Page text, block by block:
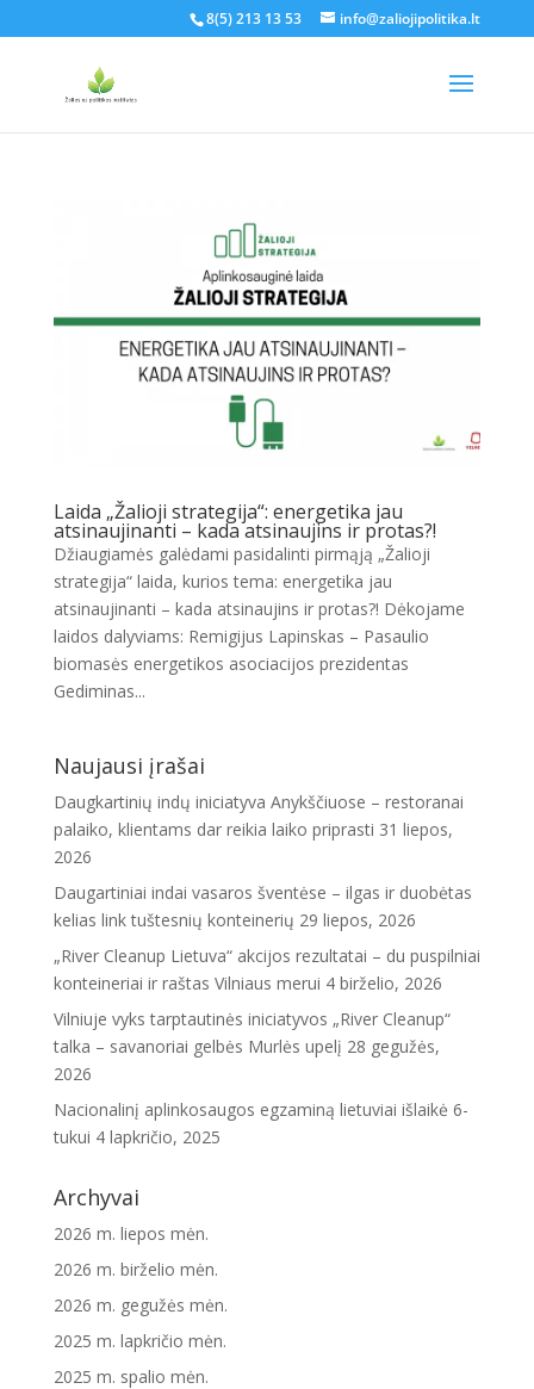
8(5) 213 13 53 info@zaliojipolitika.lt
Laida „Žalioji strategija“: energetika jau
atsinaujinanti – kada atsinaujins ir protas?!
Džiaugiamės galėdami pasidalinti pirmąją „Žalioji
strategija“ laida, kurios tema: energetika jau
atsinaujinanti – kada atsinaujins ir protas?! Dėkojame
laidos dalyviams: Remigijus Lapinskas – Pasaulio
biomasės energetikos asociacijos prezidentas
Gediminas...
Naujausi įrašai
Daugkartinių indų iniciatyva Anykščiuose – restoranai
palaiko, klientams dar reikia laiko priprasti 31 liepos,
2026
Daugartiniai indai vasaros šventėse – ilgas ir duobėtas
kelias link tuštesnių konteinerių 29 liepos, 2026
„River Cleanup Lietuva“ akcijos rezultatai – du puspilniai
konteineriai ir raštas Vilniaus merui 4 birželio, 2026
Vilniuje vyks tarptautinės iniciatyvos „River Cleanup“
talka – savanoriai gelbės Murlės upelį 28 gegužės,
2026
Nacionalinį aplinkosaugos egzaminą lietuviai išlaikė 6-
tukui 4 lapkričio, 2025
Archyvai
2026 m. liepos mėn.
2026 m. birželio mėn.
2026 m. gegužės mėn.
2025 m. lapkričio mėn.
2025 m. spalio mėn.